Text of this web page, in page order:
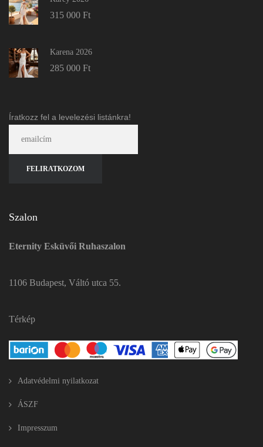
315 000 Ft
Karena 2026
285 000 Ft
Íratkozz fel a levelezési listánkra!
Szalon
Eternity Esküvői Ruhaszalon
1106 Budapest, Váltó utca 55.
Térkép
Adatvédelmi nyilatkozat
ÁSZF
Impresszum